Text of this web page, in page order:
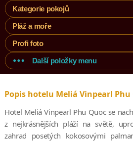
Kategorie pokojů
Pláž a moře
Profi foto
Další položky menu
Popis hotelu Meliá Vinpearl Phu
Hotel Meliá Vinpearl Phu Quoc se
z nejkrásnějších pláží na světě,
zahrad posetých kokosovými